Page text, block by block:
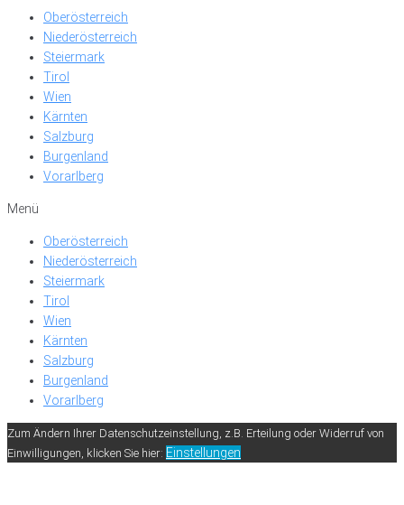
Oberösterreich
Niederösterreich
Steiermark
Tirol
Wien
Kärnten
Salzburg
Burgenland
Vorarlberg
Menü
Oberösterreich
Niederösterreich
Steiermark
Tirol
Wien
Kärnten
Salzburg
Burgenland
Vorarlberg
Zum Ändern Ihrer Datenschutzeinstellung, z.B. Erteilung oder Widerruf von
Einwilligungen, klicken Sie hier: Einstellungen